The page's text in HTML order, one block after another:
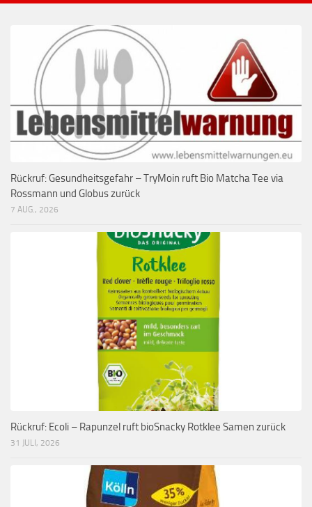
Rückruf: Gesundheitsgefahr – TryMoin ruft Bio Matcha Tee via
Rossmann und Globus zurück
7 AUG., 2026
Rückruf: Ecoli – Rapunzel ruft bioSnacky Rotklee Samen zurück
31 JULI, 2026